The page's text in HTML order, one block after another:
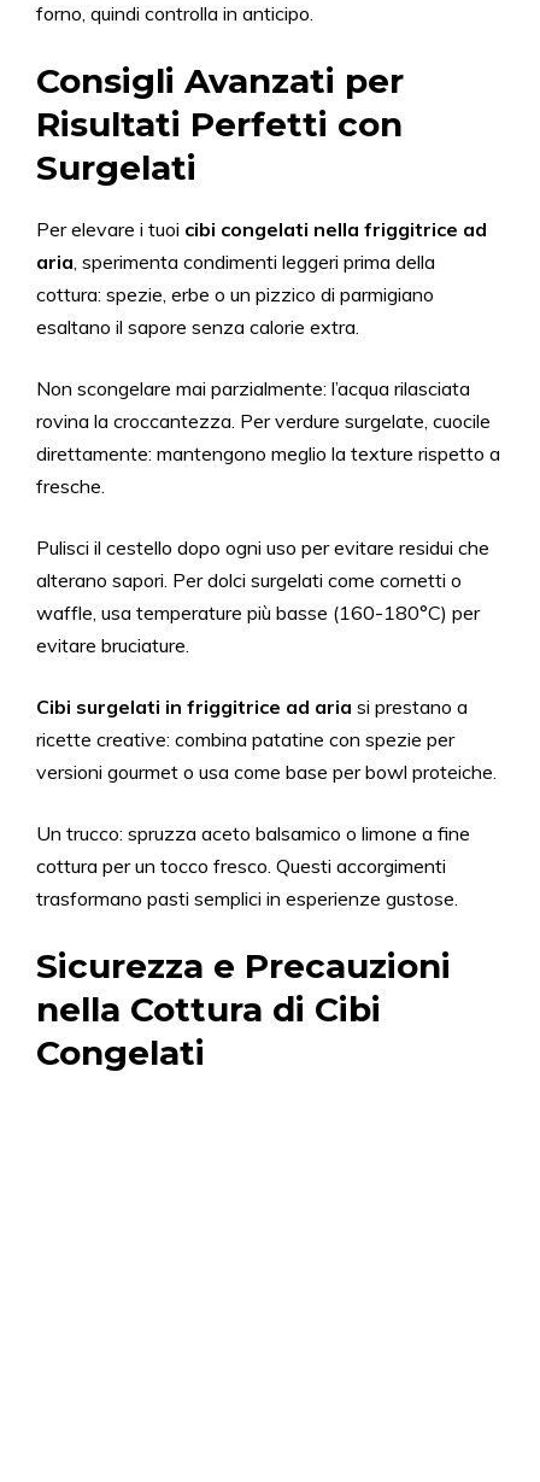
forno, quindi controlla in anticipo.
Consigli Avanzati per
Risultati Perfetti con
Surgelati
Per elevare i tuoi cibi congelati nella friggitrice ad
aria, sperimenta condimenti leggeri prima della
cottura: spezie, erbe o un pizzico di parmigiano
esaltano il sapore senza calorie extra.
Non scongelare mai parzialmente: l’acqua rilasciata
rovina la croccantezza. Per verdure surgelate, cuocile
direttamente: mantengono meglio la texture rispetto a
fresche.
Pulisci il cestello dopo ogni uso per evitare residui che
alterano sapori. Per dolci surgelati come cornetti o
waffle, usa temperature più basse (160-180°C) per
evitare bruciature.
Cibi surgelati in friggitrice ad aria si prestano a
ricette creative: combina patatine con spezie per
versioni gourmet o usa come base per bowl proteiche.
Un trucco: spruzza aceto balsamico o limone a fine
cottura per un tocco fresco. Questi accorgimenti
trasformano pasti semplici in esperienze gustose.
Sicurezza e Precauzioni
nella Cottura di Cibi
Congelati